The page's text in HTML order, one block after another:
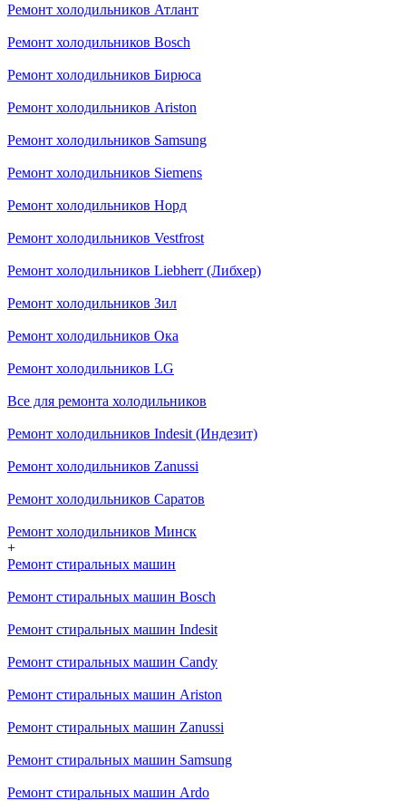
Ремонт холодильников Атлант
Ремонт холодильников Bosch
Ремонт холодильников Бирюса
Ремонт холодильников Ariston
Ремонт холодильников Samsung
Ремонт холодильников Siemens
Ремонт холодильников Норд
Ремонт холодильников Vestfrost
Ремонт холодильников Liebherr (Либхер)
Ремонт холодильников Зил
Ремонт холодильников Ока
Ремонт холодильников LG
Все для ремонта холодильников
Ремонт холодильников Indesit (Индезит)
Ремонт холодильников Zanussi
Ремонт холодильников Саратов
Ремонт холодильников Минск
+
Ремонт стиральных машин
Ремонт стиральных машин Bosch
Ремонт стиральных машин Indesit
Ремонт стиральных машин Candy
Ремонт стиральных машин Ariston
Ремонт стиральных машин Zanussi
Ремонт стиральных машин Samsung
Ремонт стиральных машин Ardo